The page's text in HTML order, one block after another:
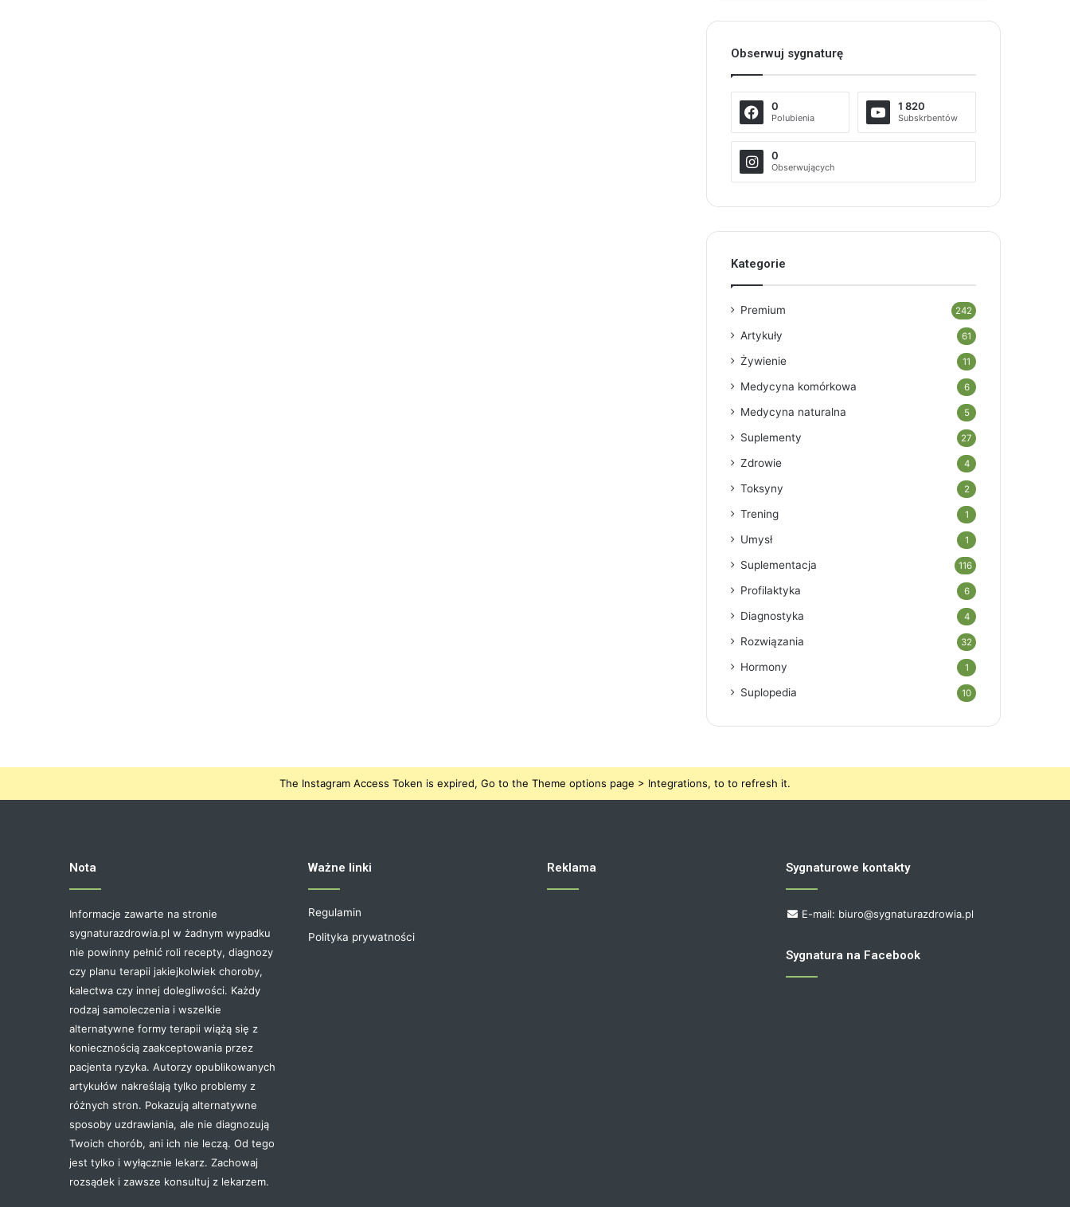
Obserwuj sygnaturę
0
Polubienia
1 820
Subskrbentów
0
Obserwujących
Kategorie
Premium 242
Artykuły 61
Żywienie 11
Medycyna komórkowa 6
Medycyna naturalna 5
Suplementy 27
Zdrowie 4
Toksyny 2
Trening 1
Umysł 1
Suplementacja 116
Profilaktyka 6
Diagnostyka 4
Rozwiązania 32
Hormony 1
Suplopedia 10
The Instagram Access Token is expired, Go to the Theme options page > Integrations, to to refresh it.
Nota
Informacje zawarte na stronie
sygnaturazdrowia.pl w żadnym wypadku
nie powinny pełnić roli recepty, diagnozy
czy planu terapii jakiejkolwiek choroby,
kalectwa czy innej dolegliwości. Każdy
rodzaj samoleczenia i wszelkie
alternatywne formy terapii wiążą się z
koniecznością zaakceptowania przez
pacjenta ryzyka. Autorzy opublikowanych
artykułów nakreślają tylko problemy z
różnych stron. Pokazują alternatywne
sposoby uzdrawiania, ale nie diagnozują
Twoich chorób, ani ich nie leczą. Od tego
jest tylko i wyłącznie lekarz. Zachowaj
rozsądek i zawsze konsultuj z lekarzem.
Ważne linki
Regulamin
Polityka prywatności
Reklama Sygnaturowe kontakty
E-mail: biuro@sygnaturazdrowia.pl
Sygnatura na Facebook